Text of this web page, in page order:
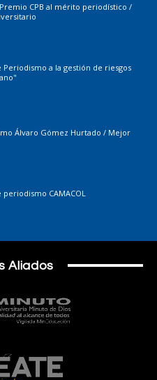
CPB al mérito periodístico /
Periodismo a la gestión de riesgos
Álvaro Gómez Hurtado / Mejor
CAMACOL
Aliados